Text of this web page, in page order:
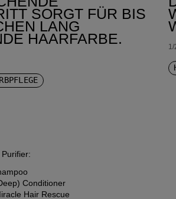
SORGT FÜR BIS
LANG
HAARFARBE.
Conditioner
Hair Rescue